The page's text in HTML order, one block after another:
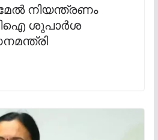
നിയന്ത്രണം
ശുപാർശ